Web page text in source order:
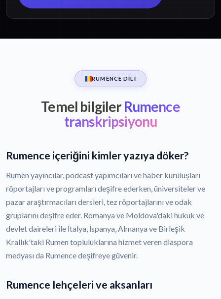
RUMENCE DILI
Temel bilgilerRumence
transkripsiyonu
Rumence içeriğini kimler yazıya döker?
Rumen yayıncılar, podcast yapımcıları ve haber kuruluşları
röportajları ve programları deşifre ederken, üniversiteler ve
pazar araştırmacıları dersleri, tez röportajlarını ve odak
gruplarını deşifre eder. Romanya ve Moldova'daki hukuk ve
devlet daireleri ile İtalya, İspanya, Almanya ve Birleşik
Krallık'taki Rumen topluluklarına hizmet veren diaspora
medyası da Rumence deşifreye güvenir.
Rumence lehçeleri ve aksanları